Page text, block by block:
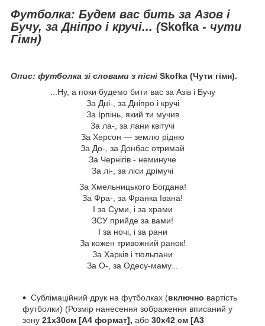
Футболка: Будем вас бить за Азов і
Бучу, за Дніпро і кручі... (Skofka - чути
Гімн)
Опис: футболка зі словами з пісні Skofka (Чути гімн).
...Ну, а поки будемо бити вас за Азів і Бучу
За Дні-, за Дніпро і кручі
За Ірпінь, який ти мучив
За ла-, за лани квітучі
За Херсон — землю рідню
За До-, за Донбас отримай
За Чернігів - неминуче
За лі-, за ліси дрімучі
За Хмельницького Богдана!
За Фра-, за Франка Івана!
І за Суми, і за храми
ЗСУ прийде за вами!
І за ночі, і за рани
За кожен тривожний ранок!
За Харків і тюльпани
За О-, за Одесу-маму...
Сублімаційний друк на футболках (включно вартість
футболки) (Розмір нанесення зображення вписаний у
зону 21х30см [А4 формат], або 30х42 см [А3